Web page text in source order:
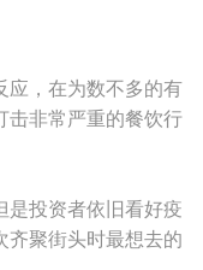
应，在为数不多的有
击非常严重的餐饮行
是投资者依旧看好疫
齐聚街头时最想去的